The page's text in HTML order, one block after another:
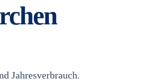
Jahresverbrauch.